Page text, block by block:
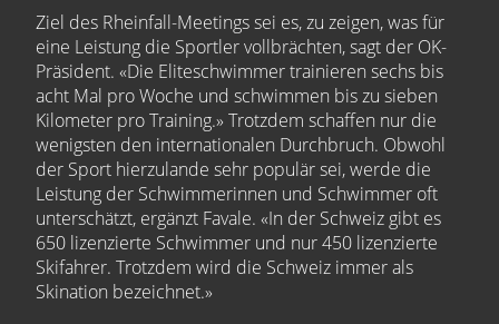
Ziel des Rheinfall-Meetings sei es, zu zeigen, was für
eine Leistung die Sportler vollbrächten, sagt der OK-
Präsident. «Die Eliteschwimmer trainieren sechs bis
acht Mal pro Woche und schwimmen bis zu sieben
Kilometer pro Training.» Trotzdem schaffen nur die
wenigsten den internationalen Durchbruch. Obwohl
der Sport hierzulande sehr populär sei, werde die
Leistung der Schwimmerinnen und Schwimmer oft
unterschätzt, ergänzt Favale. «In der Schweiz gibt es
650 lizenzierte Schwimmer und nur 450 lizenzierte
Skifahrer. Trotzdem wird die Schweiz immer als
Skination bezeichnet.»